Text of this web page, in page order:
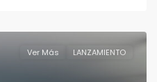
Ver Más LANZAMIENTO